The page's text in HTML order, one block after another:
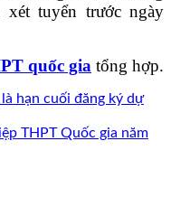
tuyển trước ngày
quốc gia tổng hợp.
hạn cuối đăng ký dự
THPT Quốc gia năm